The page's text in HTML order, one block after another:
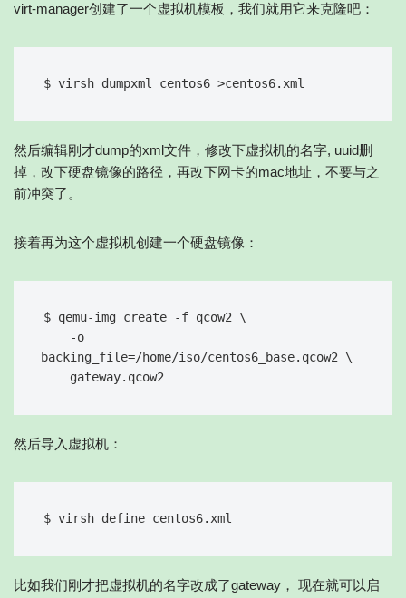
virt-manager创建了一个虚拟机模板，我们就用它来克隆吧：
然后编辑刚才dump的xml文件，修改下虚拟机的名字, uuid删
掉，改下硬盘镜像的路径，再改下网卡的mac地址，不要与之
前冲突了。
接着再为这个虚拟机创建一个硬盘镜像：
$ qemu-img create -f qcow2 \
backing_file=/home/iso/centos6_base.qcow2 \
然后导入虚拟机：
比如我们刚才把虚拟机的名字改成了gateway， 现在就可以启